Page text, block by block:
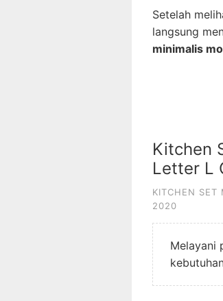
Setelah
langsung
minimalis
Kitchen
Letter L
KITCHEN SET
2020
Melayani